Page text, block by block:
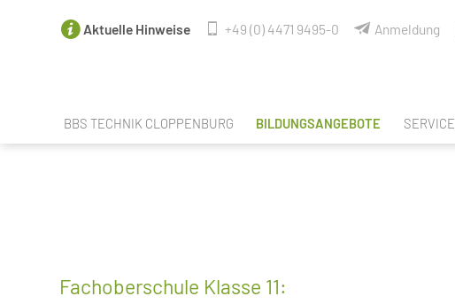
Aktuelle Hinweise +49 (0) 4471 9495-0 Anmeldung
BBS TECHNIK CLOPPENBURG BILDUNGSANGEBOTE SERVICE
Fachoberschule Klasse 11: